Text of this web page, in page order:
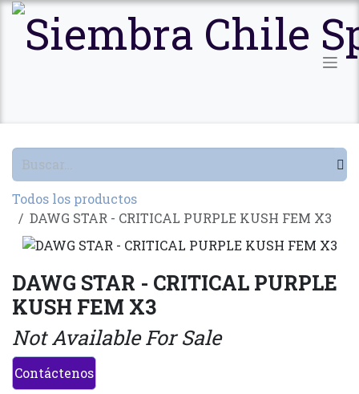
Ir al contenido
Todos los productos
DAWG STAR - CRITICAL PURPLE KUSH FEM X3
DAWG STAR - CRITICAL PURPLE
KUSH FEM X3
Not Available For Sale
Contáctenos